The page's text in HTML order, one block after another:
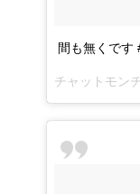
間も無くです